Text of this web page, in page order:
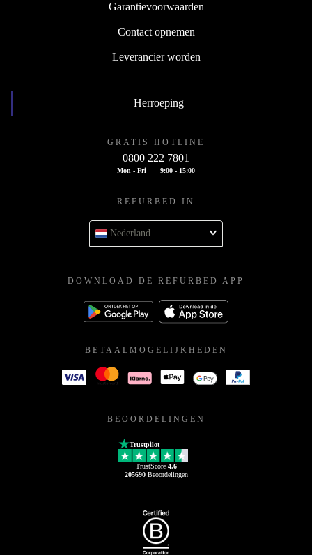
Garantievoorwaarden
Contact opnemen
Leverancier worden
Herroeping
GRATIS HOTLINE
0800 222 7801
Mon - Fri 9:00 - 15:00
REFURBED IN
Nederland
DOWNLOAD DE REFURBED APP
BETAALMOGELIJKHEDEN
BEOORDELINGEN
Trustpilot
TrustScore 4.6
205690Beoordelingen